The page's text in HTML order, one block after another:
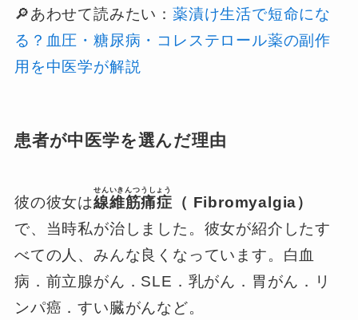
🔎あわせて読みたい： 薬漬け生活で短命にな
る？血圧・糖尿病・コレステロール薬の副作
用を中医学が解説
患者が中医学を選んだ理由
彼の彼女は線維筋痛症
せんいきんつうしょう
（ Fibromyalgia）
で、当時私が治しました。彼女が紹介したす
べての人、みんな良くなっています。白血
病．前立腺がん．SLE．乳がん．胃がん．リ
ンパ癌．すい臓がんなど。